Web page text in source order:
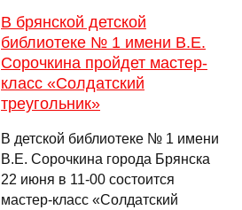
В брянской детской
библиотеке № 1 имени В.Е.
Сорочкина пройдет мастер-
класс «Солдатский
треугольник»
В детской библиотеке № 1 имени
В.Е. Сорочкина города Брянска
22 июня в 11-00 состоится
мастер-класс «Солдатский